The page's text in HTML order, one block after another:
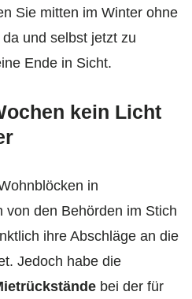
Sie mitten im Winter ohne
und selbst jetzt zu
Ende in Sicht.
kein Licht
in
von den Behörden im Stich
ihre Abschläge an die
Jedoch habe die
bei der für